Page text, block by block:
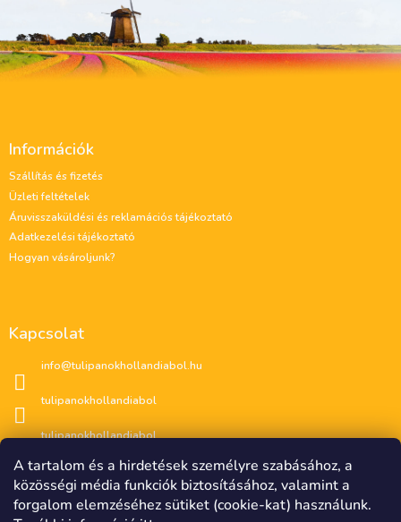
A tartalom és a hirdetések személyre szabásához, a
közösségi média funkciók biztosításához, valamint a
forgalom elemzéséhez sütiket (cookie-kat) használunk.
Információk
Szállítás és fizetés
Üzleti feltételek
Áruvisszaküldési és reklamációs tájékoztató
Adatkezelési tájékoztató
Hogyan vásároljunk?
Kapcsolat
info@tulipanokhollandiabol.hu
tulipanokhollandiabol
tulipanokhollandiabol